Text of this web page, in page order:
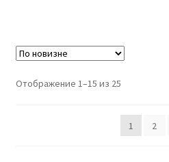
Отображение 1–15 из 25Сортировка:
недавние
1
2